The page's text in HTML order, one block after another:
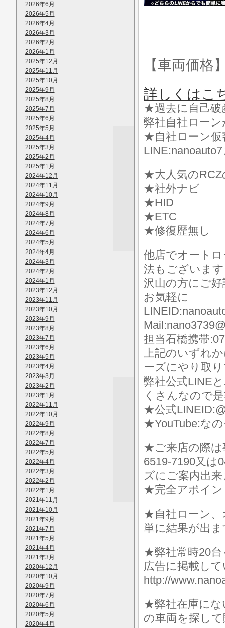
2026年6月
2026年5月
2026年4月
2026年3月
2026年2月
2026年1月
2025年12月
2025年11月
2025年10月
2025年9月
2025年8月
2025年7月
2025年6月
2025年5月
2025年4月
2025年3月
2025年2月
2025年1月
2024年12月
2024年11月
2024年10月
2024年9月
2024年8月
2024年7月
2024年6月
2024年5月
2024年4月
2024年3月
2024年2月
2024年1月
2023年12月
2023年11月
2023年10月
2023年9月
2023年8月
2023年7月
2023年6月
2023年5月
2023年4月
2023年3月
2023年2月
2023年1月
2022年11月
2022年10月
2022年9月
2022年8月
2022年7月
2022年5月
2022年4月
2022年3月
2022年2月
2022年1月
2021年11月
2021年10月
2021年9月
2021年7月
2021年5月
2021年4月
2021年3月
2020年12月
2020年10月
2020年9月
2020年7月
2020年6月
2020年5月
2020年4月
【車両価格
詳しくはこ
★過去に自己破
弊社自社ロー
★自社ローン仮
★大人気のRCZ
★社外ナビ
★HID
★ETC
★修復歴無し
他店でオート
法もございま
沢山の方にご
お気軽に
担当石橋携帯
上記のいずれ
ーズにやり取
弊社公式LINE
くさんなので
★公式
★YouTube:な
★ご来店の際は
6519-7190又は
ズにご案内出
★完全アポイ
★自社ローン、
単に結果が出
★弊社常時20台
広告に掲載し
http://
★弊社在庫にな
の車両を探し